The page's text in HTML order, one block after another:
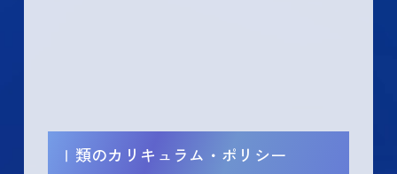
Ⅰ類のカリキュラム・ポリシー